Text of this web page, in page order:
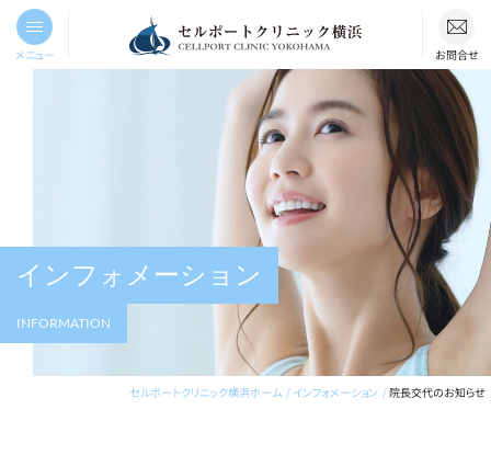
メニュー お問合せ
インフォメーション
INFORMATION
セルポートクリニック横浜ホーム インフォメーション 院長交代のお知らせ